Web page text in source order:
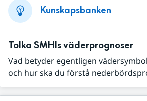
Kunskapsbanken
Tolka SMHIs väderprognoser
Vad betyder egentligen
och hur ska du förstå